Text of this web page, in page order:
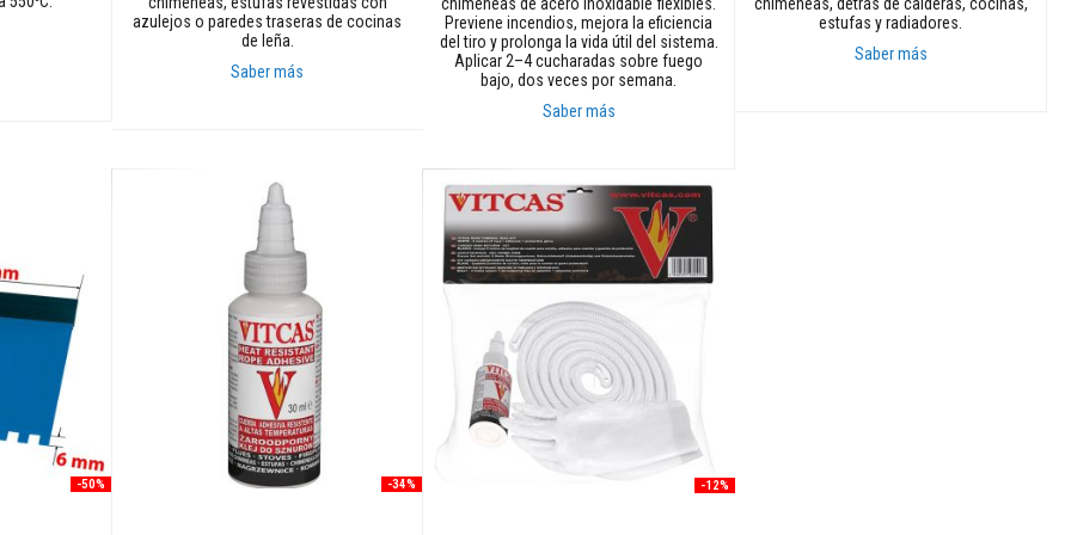
azulejos o paredes traseras de cocinas
de leña.
Saber más
chimeneas de acero inoxidable flexibles.
Previene incendios, mejora la eficiencia
del tiro y prolonga la vida útil del sistema.
Aplicar 2–4 cucharadas sobre fuego
bajo, dos veces por semana.
Saber más
Añadir al carrito
chimeneas, detrás de calderas, cocinas,
estufas y radiadores.
Saber más
-50% -34% -12%